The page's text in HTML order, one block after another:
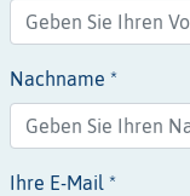
Nachname *
Ihre E-Mail *